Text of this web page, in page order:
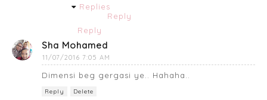
Replies
Reply
Reply
Sha Mohamed
11/07/2016 7:05 AM
Dimensi beg gergasi ye.. Hahaha..
Reply Delete